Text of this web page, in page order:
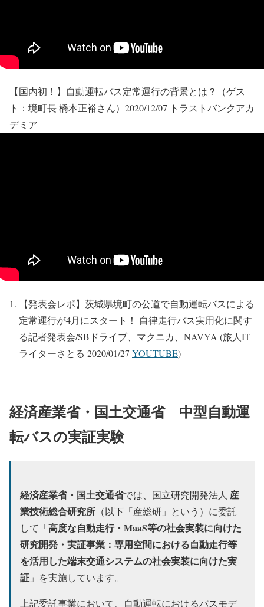
【国内初！】自動運転バス定常運行の背景とは？（ゲス
ト：境町長 橋本正裕さん）2020/12/07 トラストバンクアカ
デミア
【発表会レポ】茨城県境町の公道で自動運転バスによる
定常運行が4月にスタート！ 自律走行バス実用化に関す
る記者発表会/SBドライブ、マクニカ、NAVYA (旅人IT
ライターさとる 2020/01/27 YOUTUBE)
経済産業省・国土交通省 中型自動運
転バスの実証実験
経済産業省・国土交通省では、国立研究開発法人 産
業技術総合研究所 （以下「産総研」という）に委託
して「高度な自動走行・MaaS等の社会実装に向けた
研究開発・実証事業：専用空間における自動走行等
を活用した端末交通システムの社会実装に向けた実
証 」を実施しています。
上記委託事業において、自動運転におけるバスモデ